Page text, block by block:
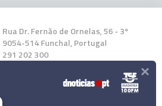
Rua Dr. Fernão de Ornelas, 56 - 3º
9054-514 Funchal, Portugal
291 202 300
Instale a nossa App ×